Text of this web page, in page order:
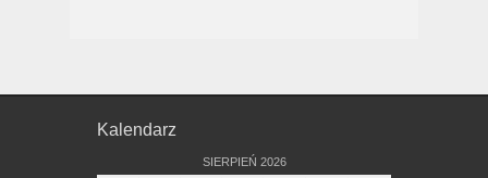
Kalendarz
SIERPIEŃ 2026